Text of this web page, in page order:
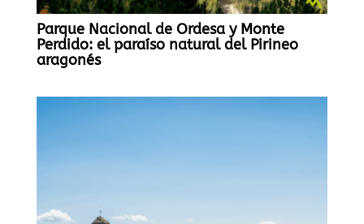
Parque Nacional de Ordesa y Monte
Perdido: el paraíso natural del Pirineo
aragonés